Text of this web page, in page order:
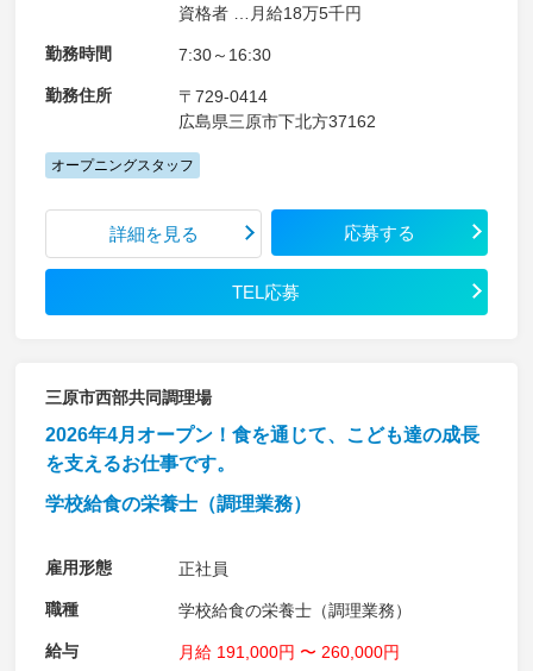
資格者 …月給18万5千円
勤務時間 7:30～16:30
勤務住所
〒729-0414
広島県三原市下北方37162
オープニングスタッフ
詳細を見る 応募する
TEL応募
三原市西部共同調理場
2026年4月オープン！食を通じて、こども達の成長
を支えるお仕事です。
学校給食の栄養士（調理業務）
雇用形態 正社員
職種 学校給食の栄養士（調理業務）
給与 月給 191,000円 〜 260,000円